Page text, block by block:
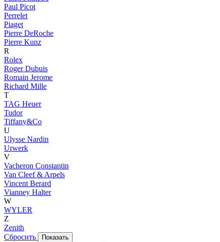
Paul Picot
Perrelet
Piaget
Pierre DeRoche
Pierre Kunz
R
Rolex
Roger Dubuis
Romain Jerome
Richard Mille
T
TAG Heuer
Tudor
Tiffany&Co
U
Ulysse Nardin
Urwerk
V
Vacheron Constantin
Van Cleef & Arpels
Vincent Berard
Vianney Halter
W
WYLER
Z
Zenith
Сбросить
Показать